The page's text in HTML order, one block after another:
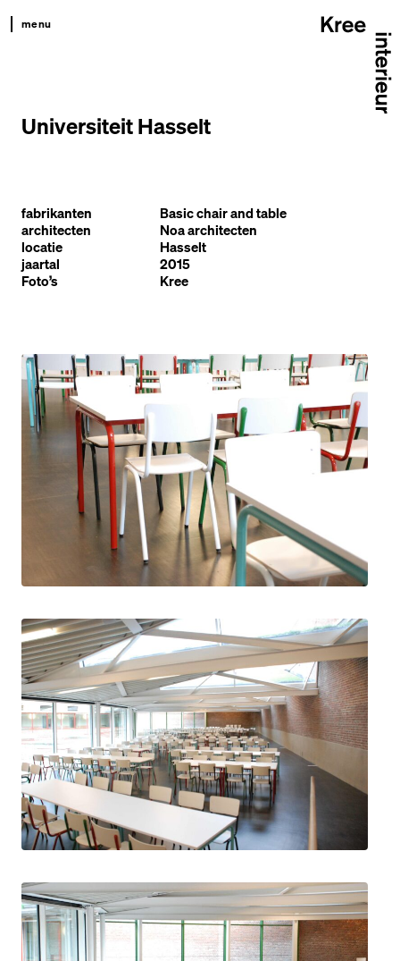
menu
projecten
Universiteit Hasselt
fabrikanten
Basic chair and table
architecten
Noa architecten
locatie
Hasselt
jaartal
2015
Foto’s
Kree